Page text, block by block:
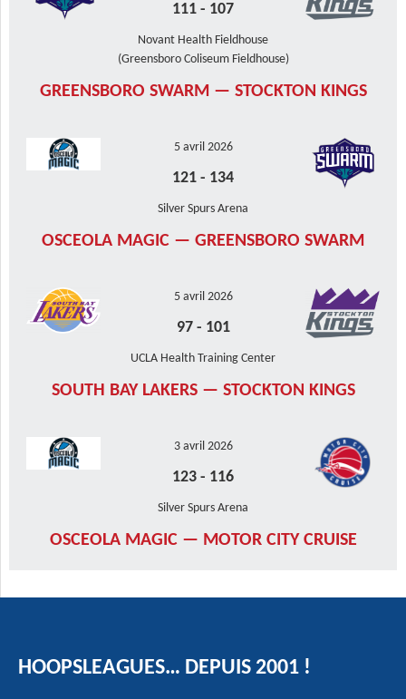
111 - 107
Novant Health Fieldhouse
(Greensboro Coliseum Fieldhouse)
GREENSBORO SWARM — STOCKTON KINGS
5 avril 2026
121 - 134
Silver Spurs Arena
OSCEOLA MAGIC — GREENSBORO SWARM
5 avril 2026
97- 101
UCLA Health Training Center
SOUTH BAY LAKERS — STOCKTON KINGS
3 avril 2026
123 - 116
Silver Spurs Arena
OSCEOLA MAGIC — MOTOR CITY CRUISE
HOOPSLEAGUES… DEPUIS 2001 !